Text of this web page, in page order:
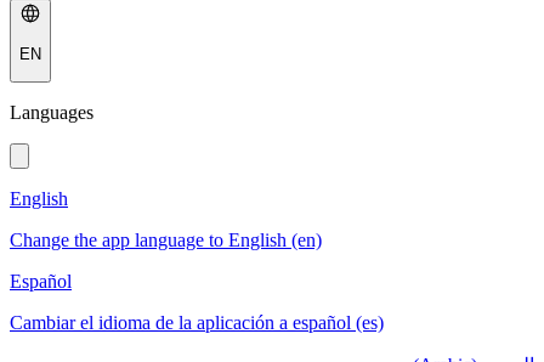
EN
Languages
English
Change the app language to English (en)
Español
Cambiar el idioma de la aplicación a español (es)